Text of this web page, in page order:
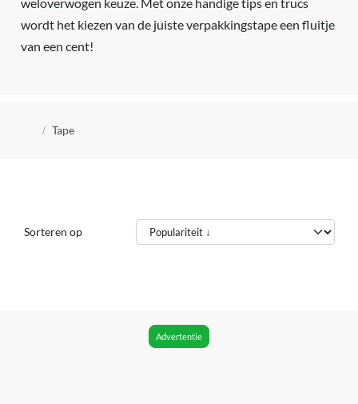
wordt het kiezen van de juiste verpakkingstape een fluitje
van een cent!
Kruimelpad
Tape
Sorteren op
Advertentie